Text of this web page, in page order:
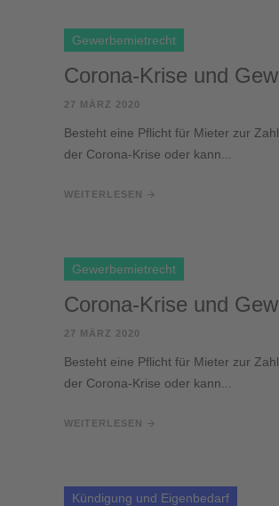
Gewerbemietrecht
Corona-Krise und
27 MÄRZ 2020
Besteht eine Pflicht für Mieter zur
der Corona-Krise oder kann...
WEITERLESEN
Gewerbemietrecht
Corona-Krise und
27 MÄRZ 2020
Besteht eine Pflicht für Mieter zur
der Corona-Krise oder kann...
WEITERLESEN
Kündigung und Eigenbedarf